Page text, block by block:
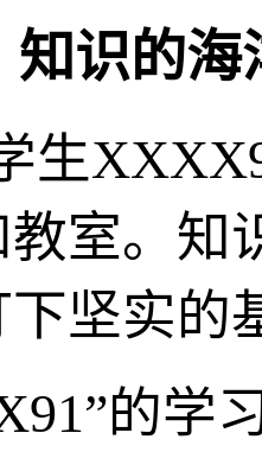
知识的
生
室。知
坚实的
的学